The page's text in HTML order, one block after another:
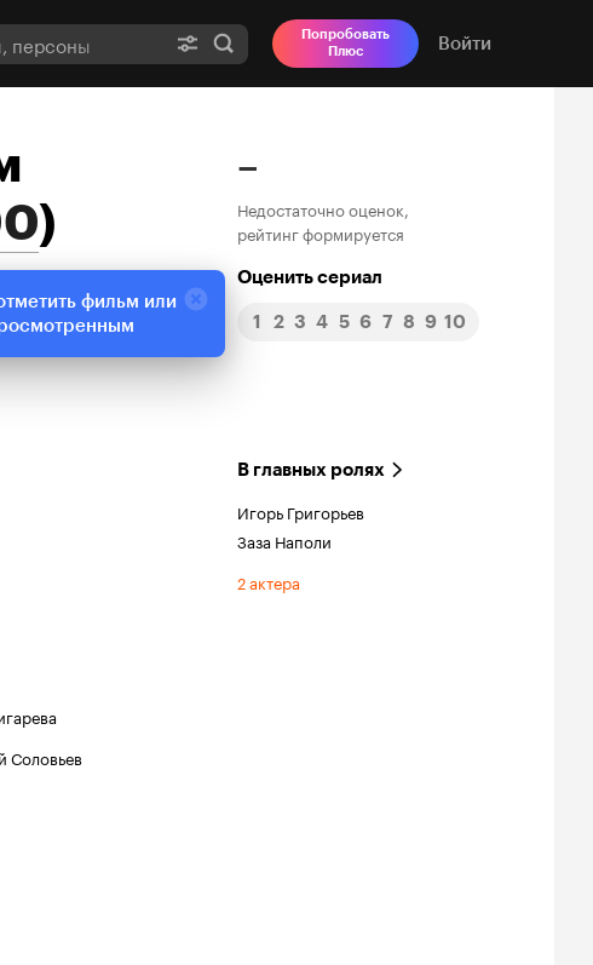
Попробовать
Плюс
Войти
)
–
Недостаточно оценок,
рейтинг формируется
Оценить сериал
1 2 3 4 5 6 7 8 9 10
Соловьев
В главных ролях
Игорь Григорьев
Заза Наполи
2 актера
фильм или